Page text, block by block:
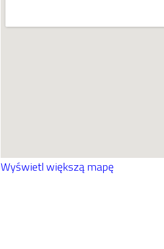
Wyświetl większą mapę